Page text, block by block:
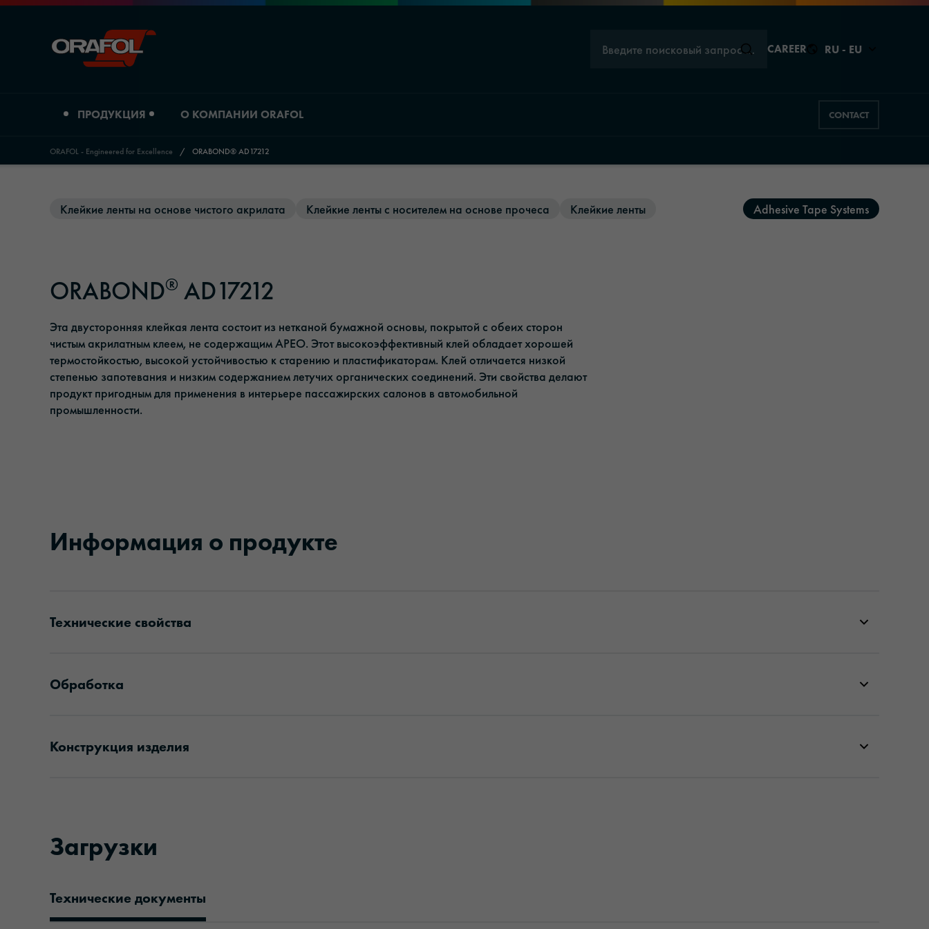
Введите поисковый запрос … CAREER RU - EU
ПРОДУКЦИЯ
Светоотражающие материалы
Клейкие ленты
Солнцезащитная пленка
Пленки для ламинирования и защиты
О КОМПАНИИ ORAFOL
История
Управление
Ответственность
CONTACT
ORAFOL - Engineered for Excellence / ORABOND® AD17212
Клейкие ленты на основе чистого акрилата Клейкие ленты с носителем на основе прочеса Клейкие ленты Adhesive Tape Systems
ORABOND® AD17212
Эта двусторонняя клейкая лента состоит из нетканой бумажной основы, покрытой с обеих сторон
чистым акрилатным клеем, не содержащим APEO. Этот высокоэффективный клей обладает хорошей
термостойкостью, высокой устойчивостью к старению и пластификаторам. Клей отличается низкой
степенью запотевания и низким содержанием летучих органических соединений. Эти свойства делают
продукт пригодным для применения в интерьере пассажирских салонов в автомобильной
промышленности.
Информация о продукте
Технические свойства
Обработка
Конструкция изделия
Загрузки
Технические документы